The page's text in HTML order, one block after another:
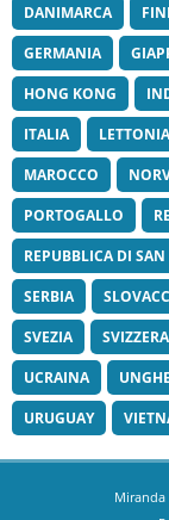
DANIMARCA
GERMANIA
HONG KONG
ITALIA
LETTONIA
MAROCCO
PORTOGALLO
REPUBBLICA DI
SERBIA
SVEZIA
SVIZZERA
UCRAINA
URUGUAY
Miranda